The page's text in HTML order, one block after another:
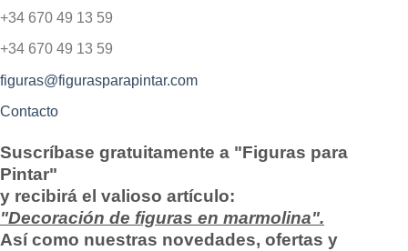
+34 670 49 13 59
+34 670 49 13 59
figuras@figurasparapintar.com
Contacto
Suscríbase gratuitamente a "Figuras para
Pintar"
y recibirá el valioso artículo:
"Decoración de figuras en marmolina".
Así como nuestras novedades, ofertas y